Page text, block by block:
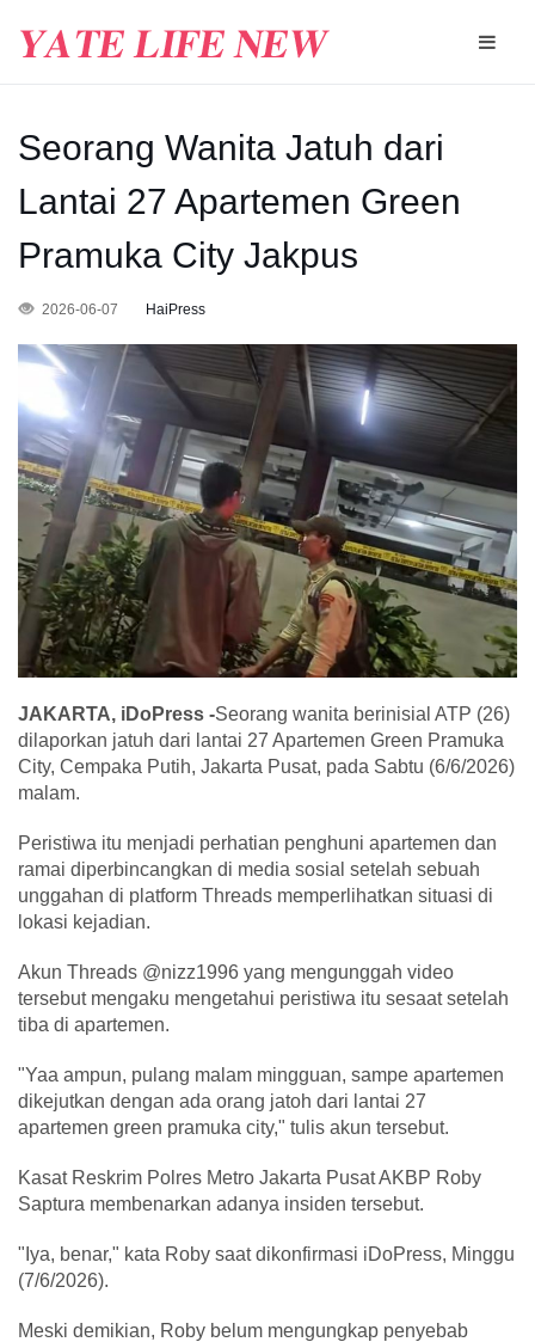
Seorang Wanita Jatuh dari
Lantai 27 Apartemen Green
Pramuka City Jakpus
2026-06-07 HaiPress
JAKARTA, iDoPress -Seorang wanita berinisial ATP (26)
dilaporkan jatuh dari lantai 27 Apartemen Green Pramuka
City, Cempaka Putih, Jakarta Pusat, pada Sabtu (6/6/2026)
malam.
Peristiwa itu menjadi perhatian penghuni apartemen dan
ramai diperbincangkan di media sosial setelah sebuah
unggahan di platform Threads memperlihatkan situasi di
lokasi kejadian.
Akun Threads @nizz1996 yang mengunggah video
tersebut mengaku mengetahui peristiwa itu sesaat setelah
tiba di apartemen.
"Yaa ampun, pulang malam mingguan, sampe apartemen
dikejutkan dengan ada orang jatoh dari lantai 27
apartemen green pramuka city," tulis akun tersebut.
Kasat Reskrim Polres Metro Jakarta Pusat AKBP Roby
Saptura membenarkan adanya insiden tersebut.
"Iya, benar," kata Roby saat dikonfirmasi iDoPress, Minggu
(7/6/2026).
Meski demikian, Roby belum mengungkap penyebab